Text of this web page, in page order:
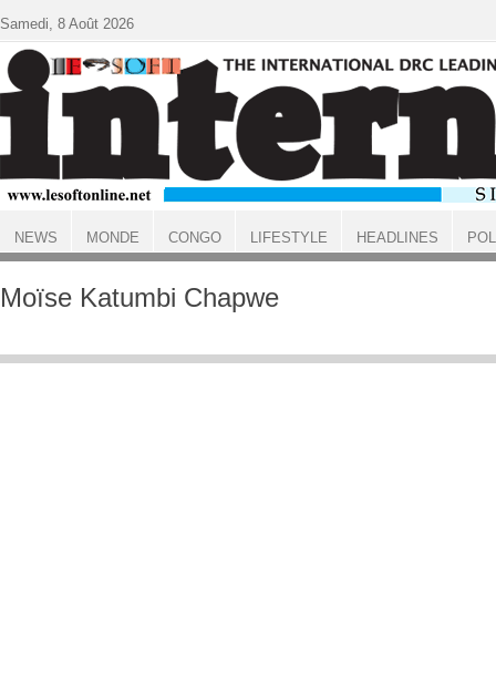
ACCUEIL
Moïse Katumbi Chapwe
Samedi, 8 Août 2026
NEWS MONDE CONGO LIFESTYLE HEADLINES